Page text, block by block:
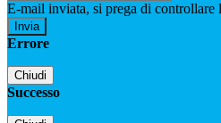
E-mail inviata, si prega di controllare
Errore
Chiudi
Successo